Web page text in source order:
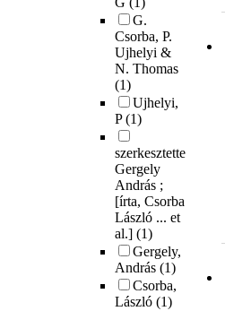
G.
Csorba, P.
Ujhelyi &
N. Thomas
(1)
Ujhelyi,
P(1)
szerkesztette
Gergely
András ;
[írta, Csorba
László ... et
al.] (1)
Gergely,
András (1)
Csorba,
László (1)